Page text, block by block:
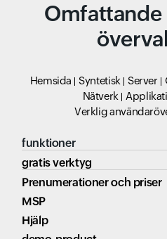
Hemsida Syntetisk Server
Nätverk
Verklig
funktioner
gratis verktyg
Prenumerationer och priser
MSP
Hjälp